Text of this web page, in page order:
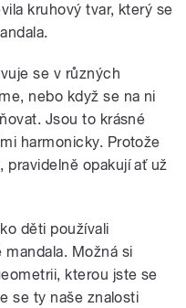
kruhový tvar, který se
se v různých
nebo když se na ni
Jsou to krásné
harmonicky. Protože
pravidelně opakují ať už
děti používali
mandala. Možná si
kterou jste se
se ty naše znalosti